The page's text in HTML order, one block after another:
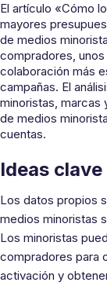
El artículo «Cómo
mayores
de medios
compradores,
colaboración más
campañas. El
minoristas, marcas
de medios
cuentas.
Ideas clave
Los datos propios
medios minoristas
Los minoristas
compradores para
activación y